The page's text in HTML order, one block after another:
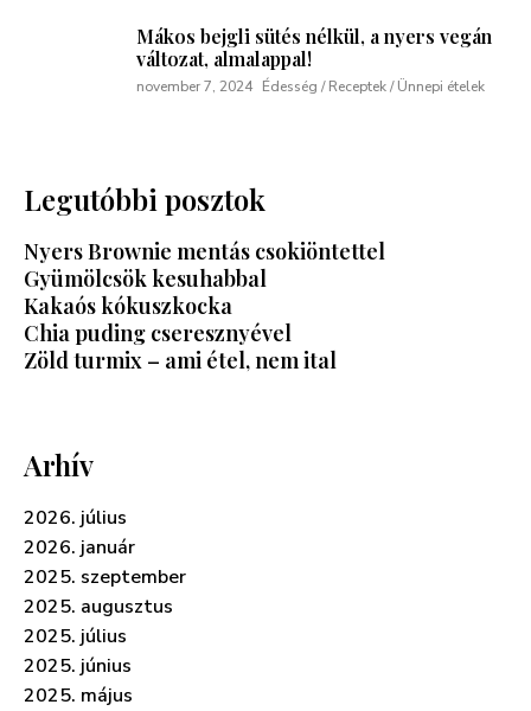
Mákos bejgli sütés nélkül, a nyers vegán
változat, almalappal!
november 7, 2024 Édesség / Receptek / Ünnepi ételek
Legutóbbi posztok
Nyers Brownie mentás csokiöntettel
Gyümölcsök kesuhabbal
Kakaós kókuszkocka
Chia puding cseresznyével
Zöld turmix – ami étel, nem ital
Arhív
2026. július
2026. január
2025. szeptember
2025. augusztus
2025. július
2025. június
2025. május